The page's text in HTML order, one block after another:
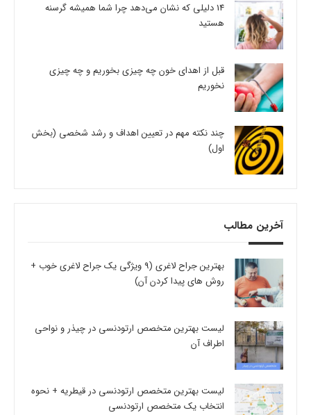
14 دلیلی که نشان می‌دهد چرا شما همیشه گرسنه
هستید
قبل از اهدای خون چه چیزی بخوریم و چه چیزی
نخوریم
چند نکته مهم در تعیین اهداف و رشد شخصی (بخش
اول)
آخرین مطالب
بهترین جراح لاغری (9 ویژگی یک جراح لاغری خوب +
روش های پیدا کردن آن)
لیست بهترین متخصص ارتودنسی در چیذر و نواحی
اطراف آن
لیست بهترین متخصص ارتودنسی در قیطریه + نحوه
انتخاب یک متخصص ارتودنسی